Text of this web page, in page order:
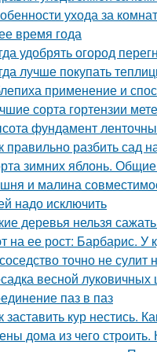
ухода за
время года
удобрять огород
лучше покупать
применение и
сорта гортензии
фундамент
правильно разбить сад
зимних яблонь. Общие
и малина
надо исключить
деревья нельзя
на ее рост: Барбарис. У
точно не сулит
весной луковичных
паз в паз
заставить кур нестись.
дома из чего строить.